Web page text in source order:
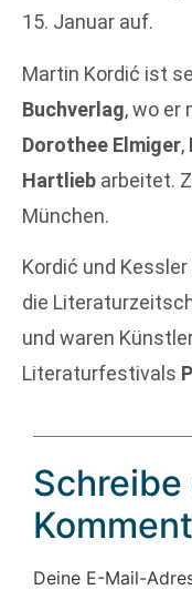
15. Januar auf.
Martin Kordić ist
Buchverlag, wo er
Dorothee Elmiger,
Hartlieb arbeitet.
München.
Kordić und
die
und waren
Literaturfestivals
Schreibe
Deine E-Mail-